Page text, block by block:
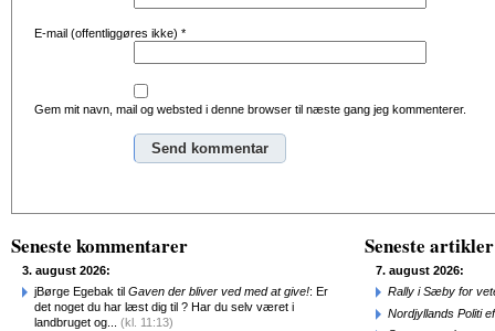
E-mail (offentliggøres ikke) *
Gem mit navn, mail og websted i denne browser til næste gang jeg kommenterer.
Seneste kommentarer
3. august 2026:
jBørge Egebak til Gaven der bliver ved med at give!: Er
det noget du har læst dig til ? Har du selv været i
landbruget og... (kl. 11:13)
Seneste artikler
7. august 2026:
Rally i Sæby for
Nordjyllands Politi